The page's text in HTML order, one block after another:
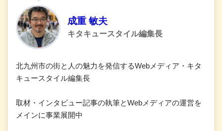
成重 敏夫
キタキュースタイル編集長
北九州市の街と人の魅力を発信するWebメディア・キタ
キュースタイル編集長
取材・インタビュー記事の執筆とWebメディアの運営を
メインに事業展開中